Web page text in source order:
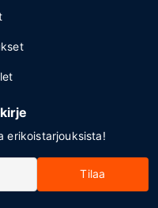
erikoistarjouksista!
Tilaa